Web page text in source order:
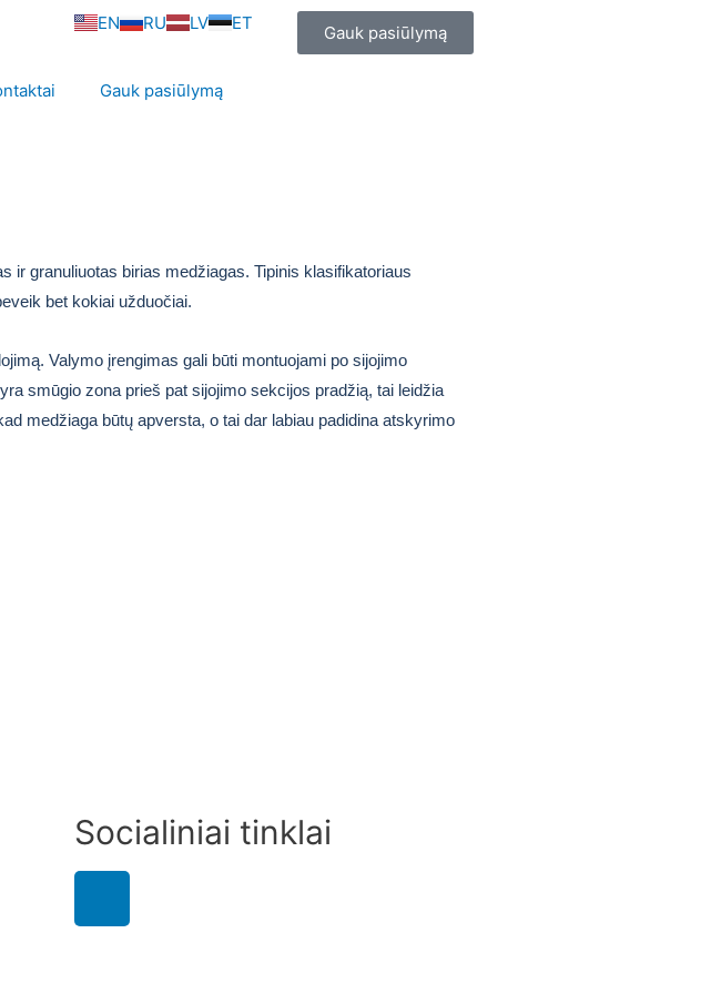
EN RU LV ET Gauk pasiūlymą
Gauk pasiūlymą
ir granuliuotas birias medžiagas. Tipinis klasifikatoriaus
bet kokiai užduočiai.
Valymo įrengimas gali būti montuojami po sijojimo
smūgio zona prieš pat sijojimo sekcijos pradžią, tai leidžia
medžiaga būtų apversta, o tai dar labiau padidina atskyrimo
Socialiniai tinklai